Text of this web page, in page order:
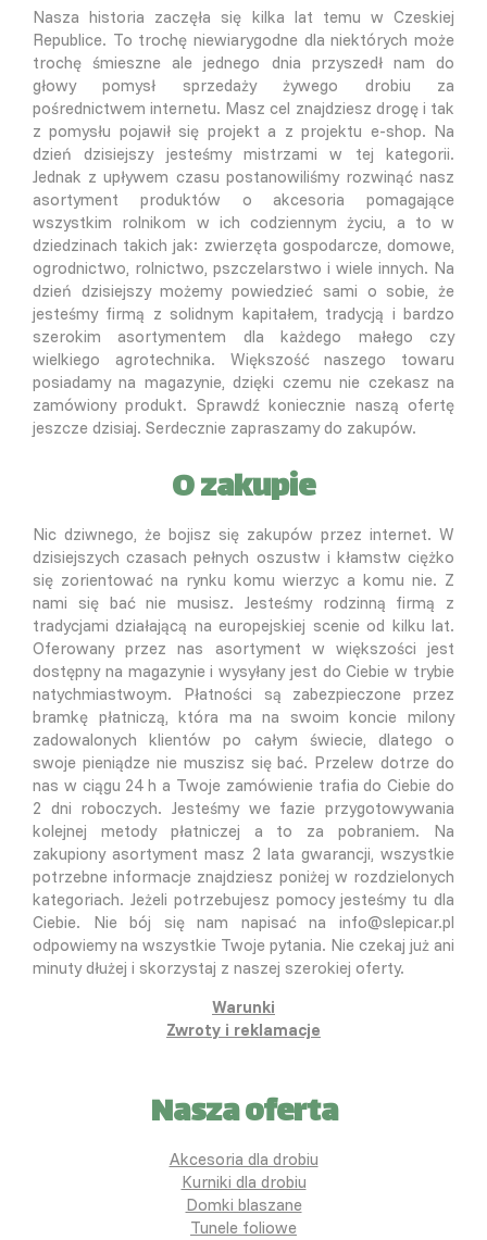
Nasza historia zaczęła się kilka lat temu w Czeskiej
Republice. To trochę niewiarygodne dla niektórych może
trochę śmieszne ale jednego dnia przyszedł nam do
głowy pomysł sprzedaży żywego drobiu za
pośrednictwem internetu. Masz cel znajdziesz drogę i tak
z pomysłu pojawił się projekt a z projektu e-shop. Na
dzień dzisiejszy jesteśmy mistrzami w tej kategorii.
Jednak z upływem czasu postanowiliśmy rozwinąć nasz
asortyment produktów o akcesoria pomagające
wszystkim rolnikom w ich codziennym życiu, a to w
dziedzinach takich jak: zwierzęta gospodarcze, domowe,
ogrodnictwo, rolnictwo, pszczelarstwo i wiele innych. Na
dzień dzisiejszy możemy powiedzieć sami o sobie, że
jesteśmy firmą z solidnym kapitałem, tradycją i bardzo
szerokim asortymentem dla każdego małego czy
wielkiego agrotechnika. Większość naszego towaru
posiadamy na magazynie, dzięki czemu nie czekasz na
zamówiony produkt. Sprawdź koniecznie naszą ofertę
jeszcze dzisiaj. Serdecznie zapraszamy do zakupów.
O zakupie
Nic dziwnego, że bojisz się zakupów przez internet. W
dzisiejszych czasach pełnych oszustw i kłamstw ciężko
się zorientować na rynku komu wierzyc a komu nie. Z
nami się bać nie musisz. Jesteśmy rodzinną firmą z
tradycjami działającą na europejskiej scenie od kilku lat.
Oferowany przez nas asortyment w większości jest
dostępny na magazynie i wysyłany jest do Ciebie w trybie
natychmiastwoym. Płatności są zabezpieczone przez
bramkę płatniczą, która ma na swoim koncie milony
zadowalonych klientów po całym świecie, dlatego o
swoje pieniądze nie muszisz się bać. Przelew dotrze do
nas w ciągu 24 h a Twoje zamówienie trafia do Ciebie do
2 dni roboczych. Jesteśmy we fazie przygotowywania
kolejnej metody płatniczej a to za pobraniem. Na
zakupiony asortyment masz 2 lata gwarancji, wszystkie
potrzebne informacje znajdziesz poniżej w rozdzielonych
kategoriach. Jeżeli potrzebujesz pomocy jesteśmy tu dla
Ciebie. Nie bój się nam napisać na info@slepicar.pl
odpowiemy na wszystkie Twoje pytania. Nie czekaj już ani
minuty dłużej i skorzystaj z naszej szerokiej oferty.
Warunki
Zwroty i reklamacje
Nasza oferta
Akcesoria dla drobiu
Kurniki dla drobiu
Domki blaszane
Tunele foliowe